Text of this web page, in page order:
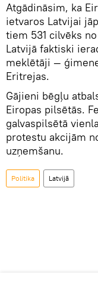
Atgādināsim, ka
ietvaros Latvijai
tiem 531 cilvēks
Latvijā faktiski
meklētāji —
Eritrejas.
Gājieni bēgļu
Eiropas pilsētās.
galvaspilsētā
protestu akcijām
uzņemšanu.
Politika Latvijā